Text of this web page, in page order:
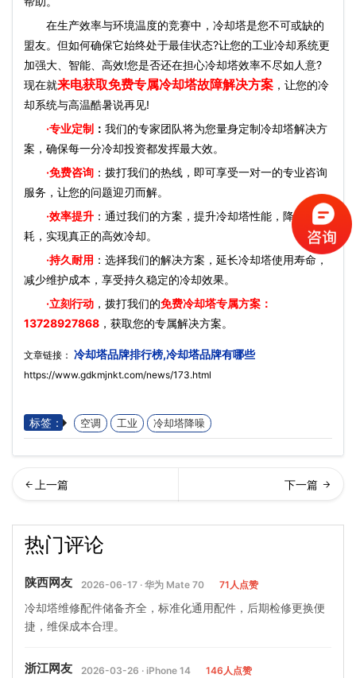
在生产效率与环境温度的竞赛中，冷却塔是您不可或缺的
盟友。但如何确保它始终处于最佳状态?让您的工业冷却系统更
加强大、智能、高效!您是否还在担心冷却塔效率不尽如人意?
现在就来电获取免费专属冷却塔故障解决方案 ，让您的冷
却系统与高温酷暑说再见!
·专业定制 ： 我们的专家团队将为您量身定制冷却塔解决方
案，确保每一分冷却投资都发挥最大效。
·免费咨询 ：拨打我们的热线，即可享受一对一的专业咨询
服务，让您的问题迎刃而解。
·效率提升 ：通过我们的方案，提升冷却塔性能，降低能
耗，实现真正的高效冷却。
·持久耐用 ：选择我们的解决方案，延长冷却塔使用寿命，
减少维护成本，享受持久稳定的冷却效果。
·立刻行动 ，拨打我们的免费冷却塔专属方案：
13728927868 ，获取您的专属解决方案。
文章链接： 冷却塔品牌排行榜,冷却塔品牌有哪些
https://www.gdkmjnkt.com/news/173.html
标签： 空调 工业 冷却塔降噪
危害性有哪些…
热门评论
陕西网友 2026-06-17 · 华为 Mate 70 71人点赞
冷却塔维修配件储备齐全，标准化通用配件，后期检修更换便
捷，维保成本合理。
浙江网友 2026-03-26 · iPhone 14 146人点赞